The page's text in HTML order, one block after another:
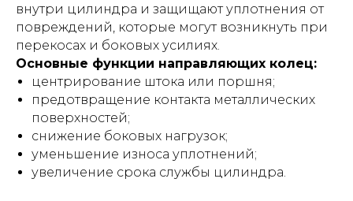
внутри цилиндра и защищают уплотнения от
повреждений, которые могут возникнуть при
перекосах и боковых усилиях.
Основные функции направляющих колец:
центрирование штока или поршня;
предотвращение контакта металлических
поверхностей;
снижение боковых нагрузок;
уменьшение износа уплотнений;
увеличение срока службы цилиндра.